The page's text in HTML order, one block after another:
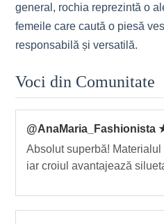
general, rochia reprezintă o
femeile care caută o piesă
responsabilă și versatilă.
Voci din Comunitate
Absolut superbă!
iar croiul avantajează